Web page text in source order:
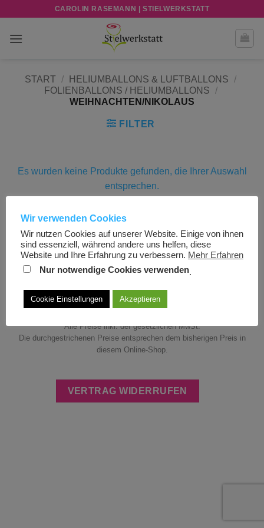
springen
CAROLIN RASEMANN | STIELWERKSTATT
START / HELIUMBALLONS & LUFTBALLONS
/
FOLIENBALLONS / HELIUMBALLONS
/
WEIHNACHTEN/NIKOLAUS
FILTER
Es wurden keine Produkte gefunden, die Ihrer Auswahl
entsprechen.
Visa PayPal Stripe MasterCard
Cash
On
Delivery
AGB UND KUNDENINFORMATIONEN
IMPRESSUM
DATENSCHUTZERKLÄRUNG
ZAHLUNGS- UND VERSANDINFORMATIONEN
Copyright 2026 ©Stielwerkstatt | Carolin Rasemann
Alle Preise inkl. der gesetzlichen MwSt.
Die durchgestrichenen Preise entsprechen dem bisherigen Preis in
diesem Online-Shop.
VERTRAG WIDERRUFEN
Wir verwenden Cookies
Wir nutzen Cookies auf unserer Website. Einige von ihnen
sind essenziell, während andere uns helfen, diese
Website und Ihre Erfahrung zu verbessern. Mehr Erfahren
Nur notwendige Cookies verwenden.
Cookie Einstellungen Akzeptieren